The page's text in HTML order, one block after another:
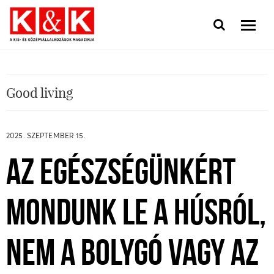
Good living
2025. SZEPTEMBER 15.
AZ EGÉSZSÉGÜNKÉRT
MONDUNK LE A HÚSRÓL,
NEM A BOLYGÓ VAGY AZ